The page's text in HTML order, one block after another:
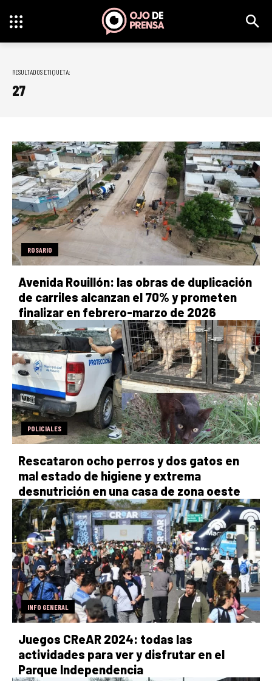
RESULTADOS ETIQUETA:
27
ROSARIO
Avenida Rouillón: las obras de duplicación
de carriles alcanzan el 70% y prometen
finalizar en febrero-marzo de 2026
POLICIALES
Rescataron ocho perros y dos gatos en
mal estado de higiene y extrema
desnutrición en una casa de zona oeste
INFO GENERAL
Juegos CReAR 2024: todas las
actividades para ver y disfrutar en el
Parque Independencia